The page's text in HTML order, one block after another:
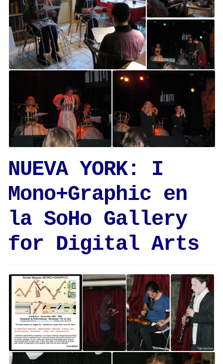
NUEVA YORK: I
Mono+Graphic en
la SoHo Gallery
for Digital Arts